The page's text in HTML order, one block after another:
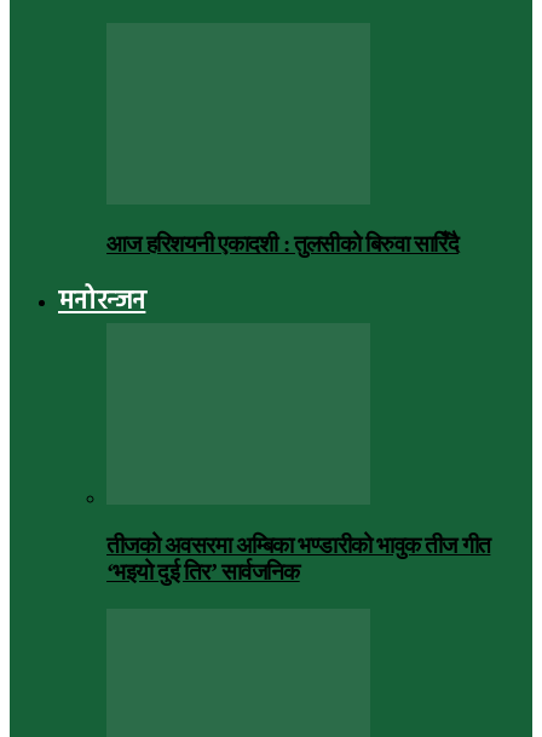
आज हरिशयनी एकादशी : तुलसीको बिरुवा सारिँदै
मनोरन्जन
तीजको अवसरमा अम्बिका भण्डारीको भावुक तीज गीत
‘भइयो दुई तिर’ सार्वजनिक